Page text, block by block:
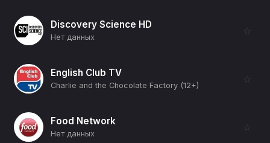
Discovery Science HD
Нет данных
☆
English Club TV
Charlie and the Chocolate Factory (12+)
☆
Food Network
Нет данных
☆